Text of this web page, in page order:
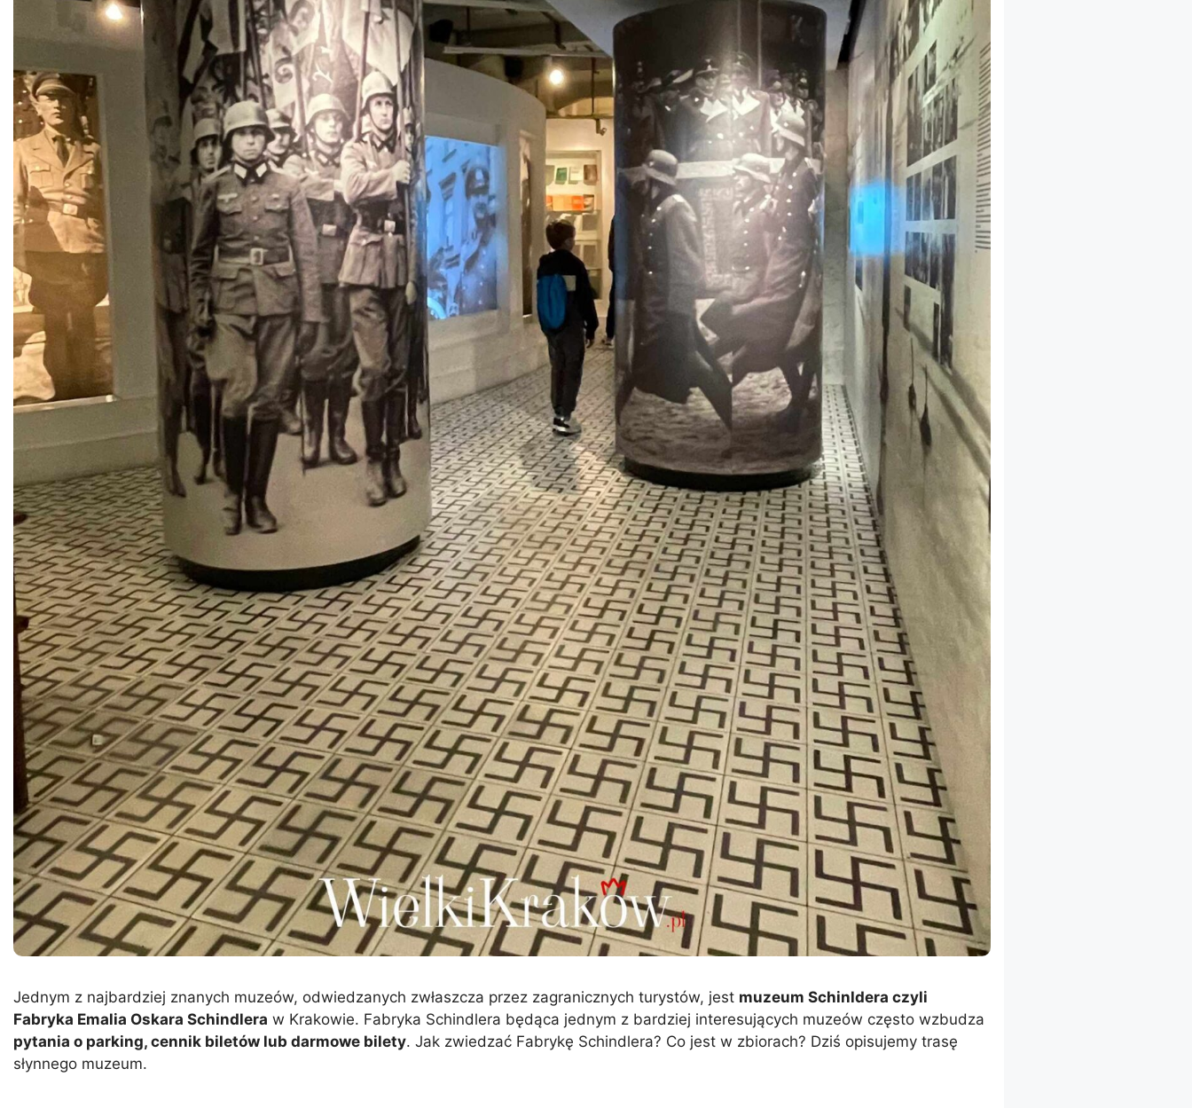
Jednym z najbardziej znanych muzeów, odwiedzanych zwłaszcza przez zagranicznych turystów, jest muzeum Schinldera czyli
Fabryka Emalia Oskara Schindlera w Krakowie. Fabryka Schindlera będąca jednym z bardziej interesujących muzeów często wzbudza
pytania o parking, cennik biletów lub darmowe bilety. Jak zwiedzać Fabrykę Schindlera? Co jest w zbiorach? Dziś opisujemy trasę
słynnego muzeum.